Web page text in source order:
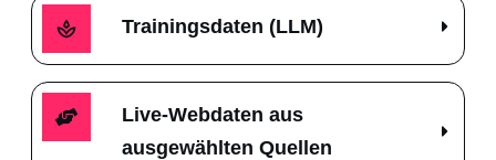
Trainingsdaten (LLM)
Live-Webdaten aus
ausgewählten Quellen